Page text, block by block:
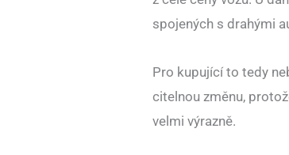
spojených s drahými
Pro kupující to tedy
citelnou změnu,
velmi výrazně.